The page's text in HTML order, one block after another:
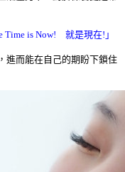
Time is Now! 就是現在!」
，進而能在自己的期盼下鎖住